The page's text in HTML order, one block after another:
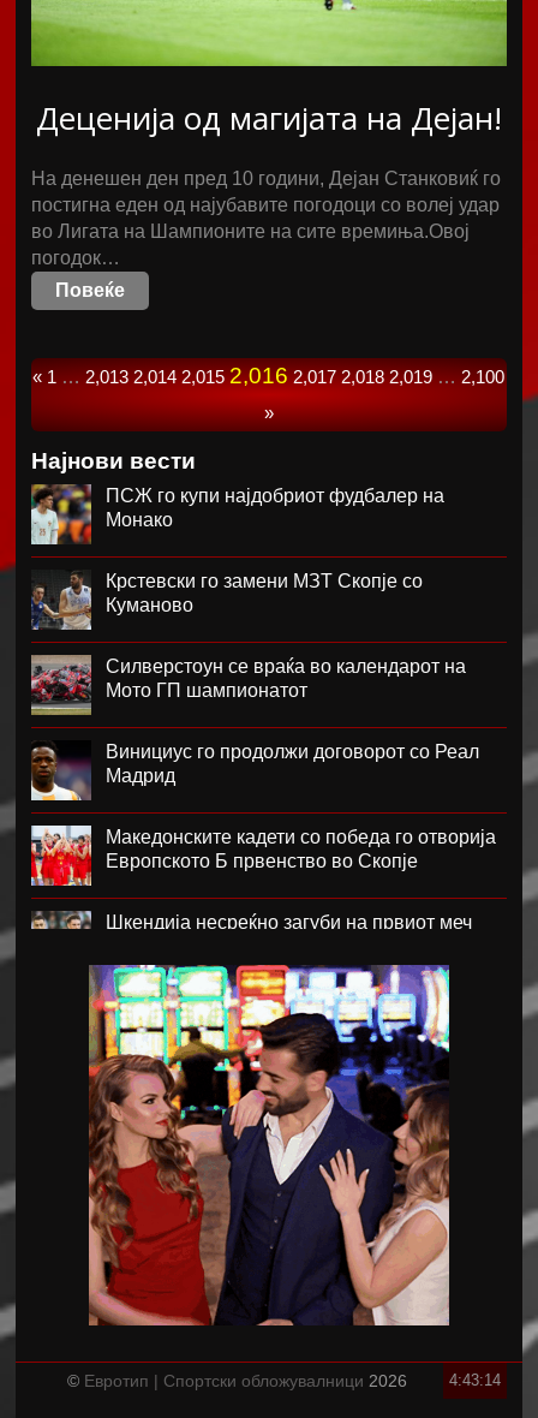
Деценија од магијата на Дејан!
На денешен ден пред 10 години, Дејан Станковиќ го
постигна еден од најубавите погодоци со волеј удар
во Лигата на Шампионите на сите времиња.Овој
погодок…
Повеќе
« 1 … 2,013 2,014 2,015 2,016 2,017 2,018 2,019 … 2,100
»
Најнови вести
ПСЖ го купи најдобриот фудбалер на
Монако
Крстевски го замени МЗТ Скопје со
Куманово
Силверстоун се враќа во календарот на
Мото ГП шампионатот
Винициус го продолжи договорот со Реал
Мадрид
Македонските кадети со победа го отворија
Европското Б првенство во Скопје
Шкендија несреќно загуби на првиот меч
Реал го официјализира рекордниот
трансфер на Диоманде
Томас Волкап преговара со Дубаи
Перишиќ дал согласност за враќање во
Интер
Лусаил го претстави Георг Стојановски
обезбедија Мундијал
4:43:15
© Евротип | Спортски обложувалници 2026